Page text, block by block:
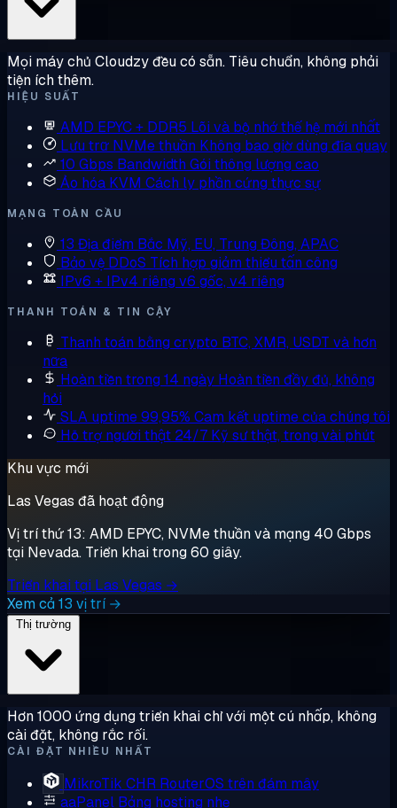
Mọi máy chủ Cloudzy đều có sẵn. Tiêu chuẩn, không phải
tiện ích thêm.
HIỆU SUẤT
AMD EPYC + DDR5 Lõi và bộ nhớ thế hệ mới nhất
Lưu trữ NVMe thuần Không bao giờ dùng đĩa quay
10 Gbps Bandwidth Gói thông lượng cao
Ảo hóa KVM Cách ly phần cứng thực sự
MẠNG TOÀN CẦU
13 Địa điểm Bắc Mỹ, EU, Trung Đông, APAC
Bảo vệ DDoS Tích hợp giảm thiểu tấn công
IPv6 + IPv4 riêng v6 gốc, v4 riêng
THANH TOÁN & TIN CẬY
Thanh toán bằng crypto BTC, XMR, USDT và hơn
nữa
Hoàn tiền trong 14 ngày Hoàn tiền đầy đủ, không
hỏi
SLA uptime 99,95% Cam kết uptime của chúng tôi
Hỗ trợ người thật 24/7 Kỹ sư thật, trong vài phút
Khu vực mới
Las Vegas đã hoạt động
Vị trí thứ 13: AMD EPYC, NVMe thuần và mạng 40 Gbps
tại Nevada. Triển khai trong 60 giây.
Triển khai tại Las Vegas →
Xem cả 13 vị trí →
Hơn 1000 ứng dụng triển khai chỉ với một cú nhấp, không
cài đặt, không rắc rối.
CÀI ĐẶT NHIỀU NHẤT
MikroTik CHR RouterOS trên đám mây
aaPanel Bảng hosting nhẹ